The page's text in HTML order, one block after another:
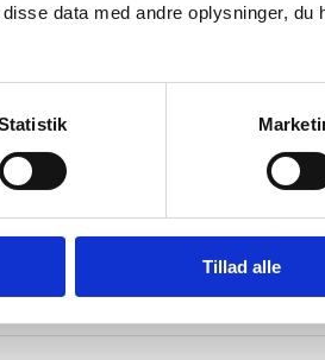
data med andre oplysninger, du
Tillad alle